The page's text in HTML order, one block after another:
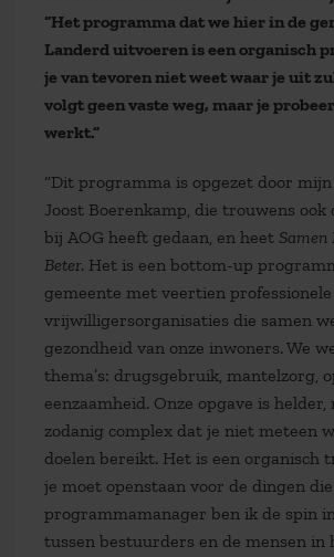
“Het programma dat we hier in de
Landerd uitvoeren is een organisch
je van tevoren niet weet waar je uit
volgt geen vaste weg, maar je
werkt.”
“Dit programma is opgezet door
Joost Boerenkamp, die trouwens ook
bij AOG heeft gedaan, en heet Samen
Beter. Het is een bottom-up
gemeente met veertien
vrijwilligersorganisaties die samen
gezondheid van onze inwoners. We
thema’s: drugsgebruik, mantelzorg,
eenzaamheid. Onze opgave is
zodanig complex dat je niet meteen
doelen bereikt. Het is een organisch
je moet openstaan voor de dingen
programmamanager ben ik de spin
tussen bestuurders en de mensen in